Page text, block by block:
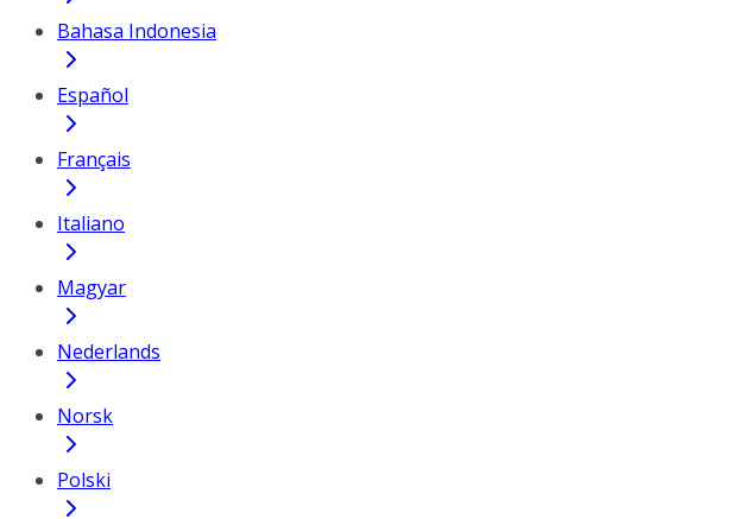
Bahasa Indonesia
Español
Français
Italiano
Magyar
Nederlands
Norsk
Polski